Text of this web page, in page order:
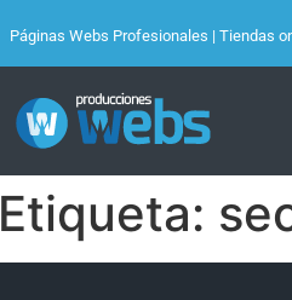
Páginas Webs Profesionales | Tiendas
Etiqueta: